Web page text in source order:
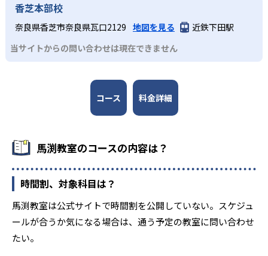
香芝本部校
奈良県香芝市奈良県瓦口2129 地図を見る
近鉄下田駅
当サイトからの問い合わせは現在できません
コース 料金詳細
馬渕教室のコースの内容は？
時間割、対象科目は？
馬渕教室は公式サイトで時間割を公開していない。スケジュ
ールが合うか気になる場合は、通う予定の教室に問い合わせ
たい。